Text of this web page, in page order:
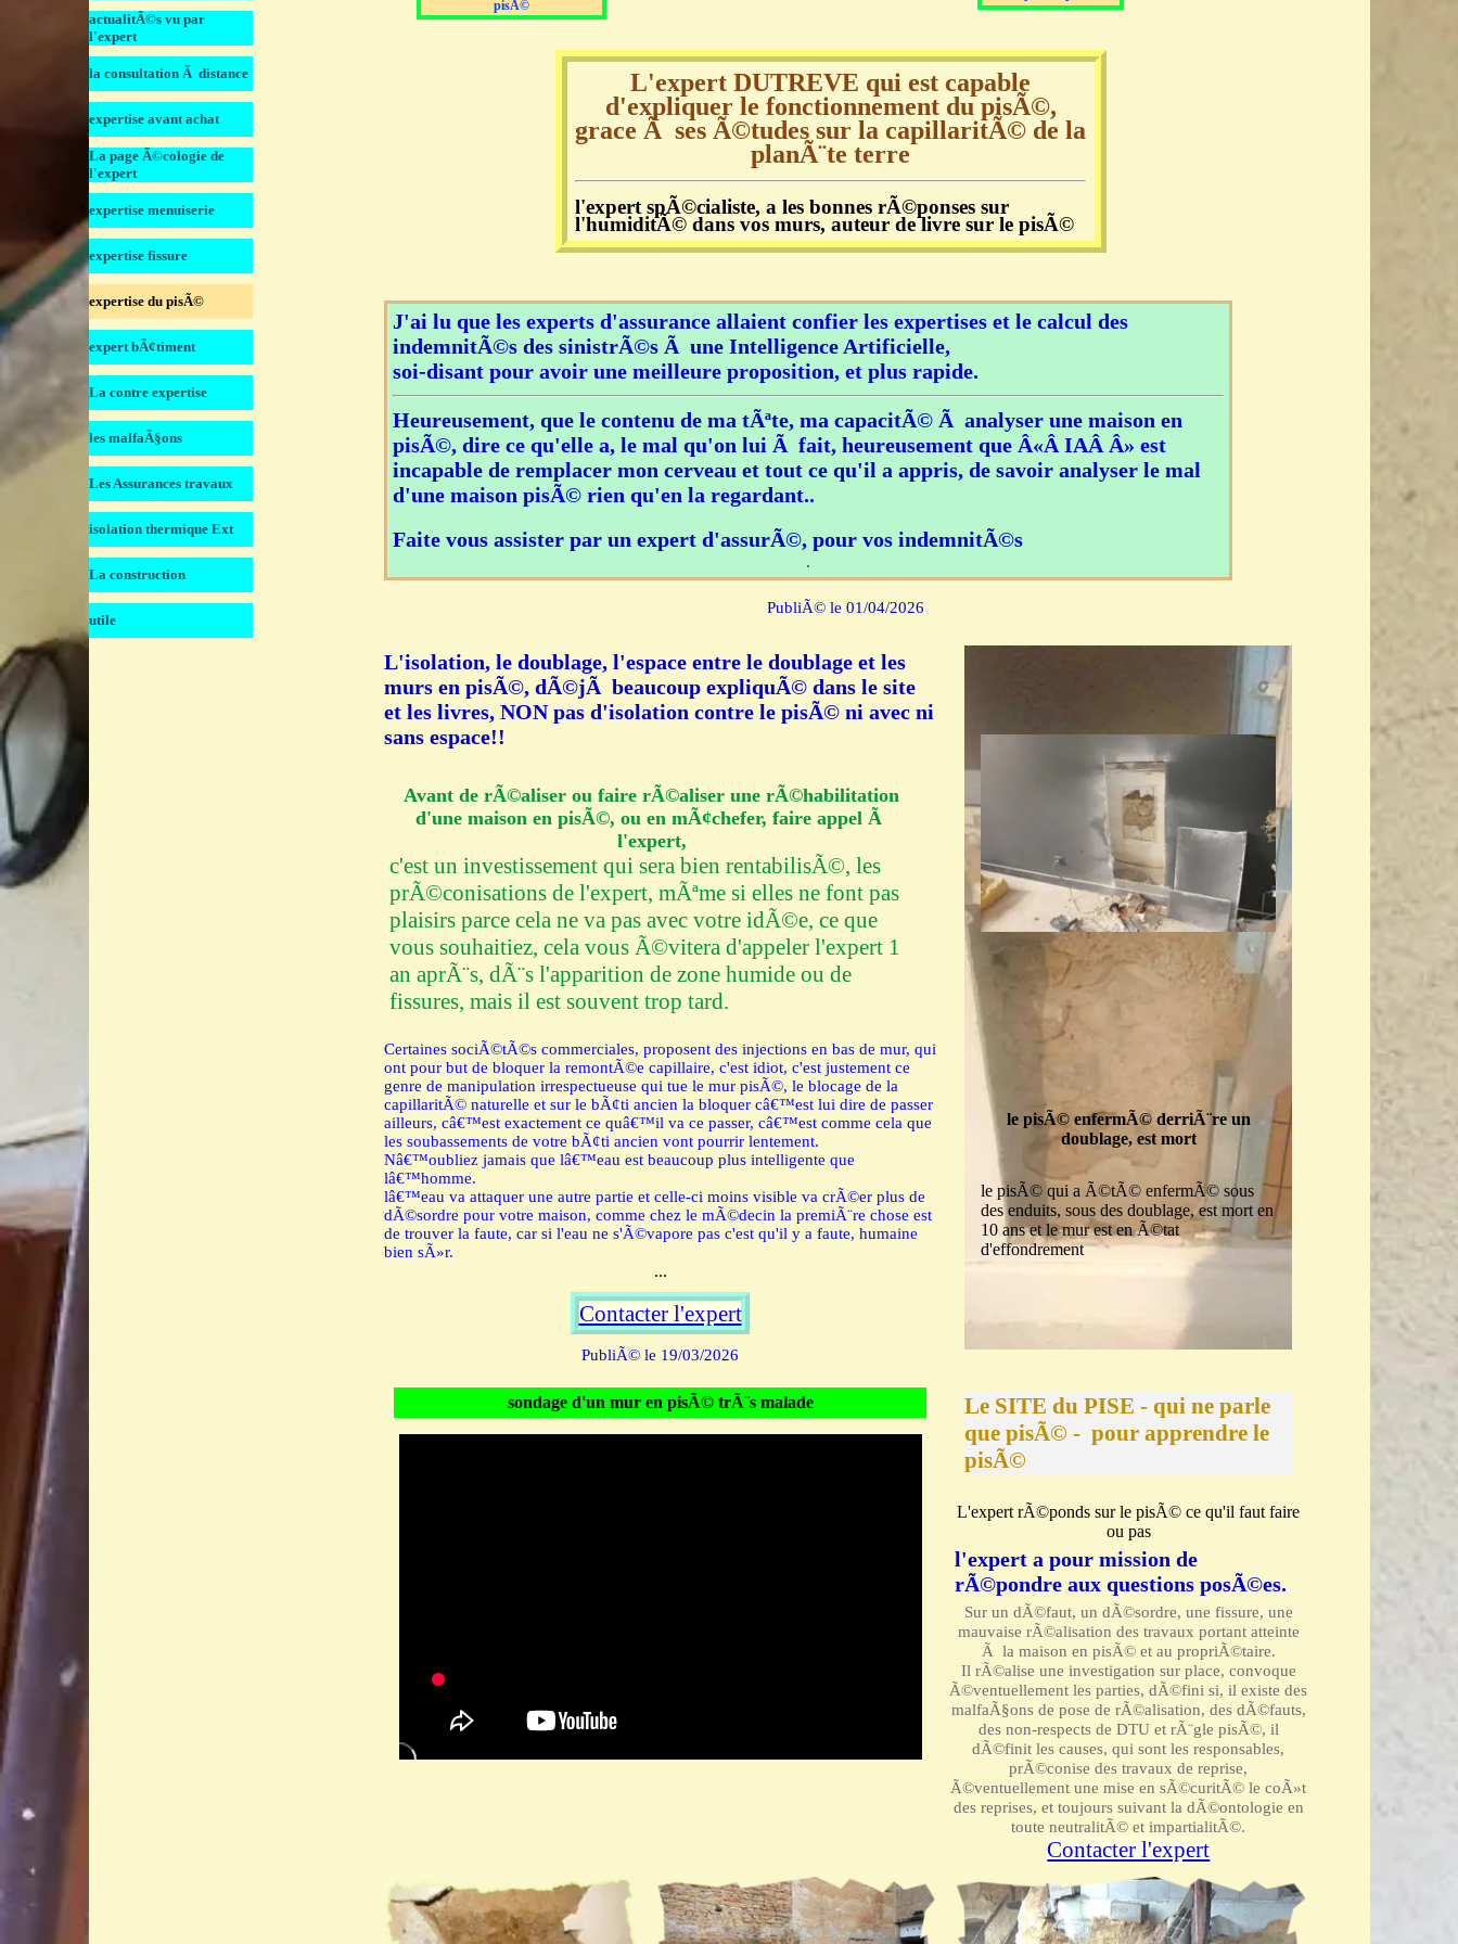
actualitÃ©s vu par
l'expert
la consultation Ã distance
expertise avant achat
La page Ã©cologie de
l'expert
expertise menuiserie
expertise fissure
expertise du pisÃ©
expert bÃ¢timent
La contre expertise
les malfaÃ§ons
Les Assurances travaux
isolation thermique Ext
La construction
utile
pisÃ©
L'expert DUTREVE qui est capable
d'expliquer le fonctionnement du pisÃ©,
grace Ã ses Ã©tudes sur la capillaritÃ© de la
planÃ¨te terre
l'expert spÃ©cialiste, a les bonnes rÃ©ponses sur
l'humiditÃ© dans vos murs, auteur de livre sur le pisÃ©
J'ai lu que les experts d'assurance allaient confier les expertises et le calcul des
indemnitÃ©s des sinistrÃ©s Ã une Intelligence Artificielle,
soi-disant pour avoir une meilleure proposition, et plus rapide.
Heureusement, que le contenu de ma tÃªte, ma capacitÃ© Ã analyser une maison en
pisÃ©, dire ce qu'elle a, le mal qu'on lui Ã fait, heureusement que Â«Â IAÂ Â» est
incapable de remplacer mon cerveau et tout ce qu'il a appris, de savoir analyser le mal
d'une maison pisÃ© rien qu'en la regardant..
Faite vous assister par un expert d'assurÃ©, pour vos indemnitÃ©s
.
PubliÃ© le 01/04/2026
le pisÃ© enfermÃ© derriÃ¨re un
doublage, est mort
le pisÃ© qui a Ã©tÃ© enfermÃ© sous
des enduits, sous des doublage, est mort en
10 ans et le mur est en Ã©tat
d'effondrement
Le SITE du PISE - qui ne parle
que pisÃ© -  pour apprendre le
pisÃ©
L'expert rÃ©ponds sur le pisÃ© ce qu'il faut faire
ou pas
l'expert a pour mission de
rÃ©pondre aux questions posÃ©es.
Sur un dÃ©faut, un dÃ©sordre, une fissure, une
mauvaise rÃ©alisation des travaux portant atteinte
Ã la maison en pisÃ© et au propriÃ©taire.
Il rÃ©alise une investigation sur place, convoque
Ã©ventuellement les parties, dÃ©fini si, il existe des
malfaÃ§ons de pose de rÃ©alisation, des dÃ©fauts,
des non-respects de DTU et rÃ¨gle pisÃ©, il
dÃ©finit les causes, qui sont les responsables,
prÃ©conise des travaux de reprise,
Ã©ventuellement une mise en sÃ©curitÃ© le coÃ»t
des reprises, et toujours suivant la dÃ©ontologie en
toute neutralitÃ© et impartialitÃ©.
Contacter l'expert
L'isolation, le doublage, l'espace entre le doublage et les
murs en pisÃ©, dÃ©jÃ beaucoup expliquÃ© dans le site
et les livres, NON pas d'isolation contre le pisÃ© ni avec ni
sans espace!!
Avant de rÃ©aliser ou faire rÃ©aliser une rÃ©habilitation
d'une maison en pisÃ©, ou en mÃ¢chefer, faire appel Ã
l'expert,
c'est un investissement qui sera bien rentabilisÃ©, les
prÃ©conisations de l'expert, mÃªme si elles ne font pas
plaisirs parce cela ne va pas avec votre idÃ©e, ce que
vous souhaitiez, cela vous Ã©vitera d'appeler l'expert 1
an aprÃ¨s, dÃ¨s l'apparition de zone humide ou de
fissures, mais il est souvent trop tard.
Certaines sociÃ©tÃ©s commerciales, proposent des injections en bas de mur, qui
ont pour but de bloquer la remontÃ©e capillaire, c'est idiot, c'est justement ce
genre de manipulation irrespectueuse qui tue le mur pisÃ©, le blocage de la
capillaritÃ© naturelle et sur le bÃ¢ti ancien la bloquer câ€™est lui dire de passer
ailleurs, câ€™est exactement ce quâ€™il va ce passer, câ€™est comme cela que
les soubassements de votre bÃ¢ti ancien vont pourrir lentement.
Nâ€™oubliez jamais que lâ€™eau est beaucoup plus intelligente que
lâ€™homme.
lâ€™eau va attaquer une autre partie et celle-ci moins visible va crÃ©er plus de
dÃ©sordre pour votre maison, comme chez le mÃ©decin la premiÃ¨re chose est
de trouver la faute, car si l'eau ne s'Ã©vapore pas c'est qu'il y a faute, humaine
bien sÃ»r.
...
Contacter l'expert
PubliÃ© le 19/03/2026
sondage d'un mur en pisÃ© trÃ¨s malade